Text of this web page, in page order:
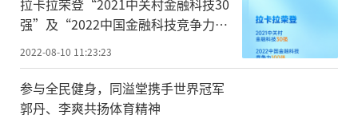
拉卡拉荣登“2021中关村金融科技30
强”及“2022中国金融科技竞争力
100强”榜单
2022-08-10 11:23:23
参与全民健身，同溢堂携手世界冠军
郭丹、李爽共扬体育精神